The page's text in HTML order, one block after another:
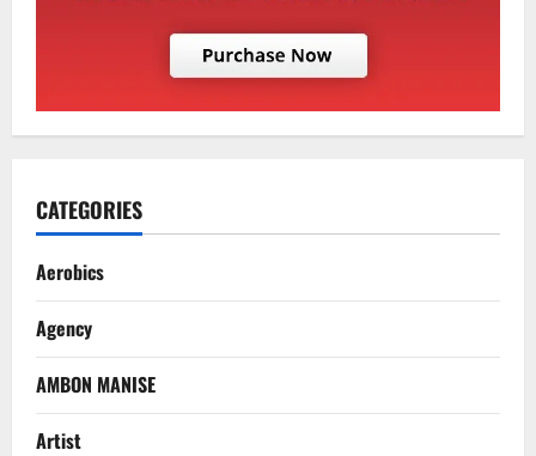
CATEGORIES
Aerobics
Agency
AMBON MANISE
Artist